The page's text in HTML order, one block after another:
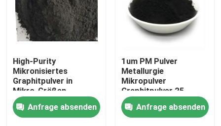
Über uns
Qualitätskontrolle
Treten Sie mit uns in Verbindung
High-Purity
Mikronisiertes
Graphitpulver in
Mikro-Größen
Graphitpulver 90%+
Anfrage absenden
1um PM Pulver
Metallurgie
Mikropulver
Graphitpulver 25
Mikron Leitungskraft
hoher
Kohlenstofffeingraphit
Anfrage absenden